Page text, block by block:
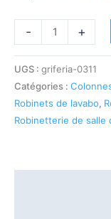
- +
UGS : griferia-0311
Catégories :
Robinets de lavabo,
Robinetterie de salle